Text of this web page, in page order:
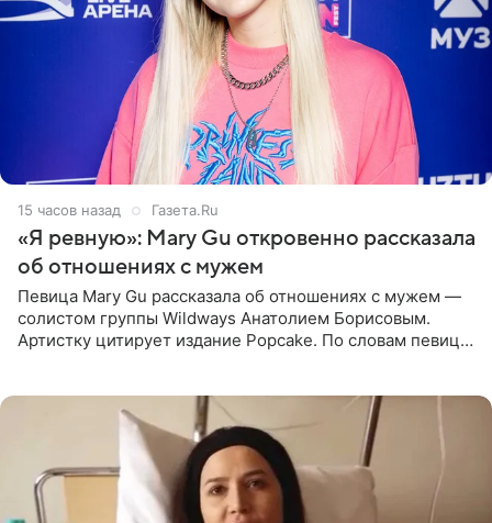
15 часов назад Газета.Ru
«Я ревную»: Mary Gu откровенно рассказала
об отношениях с мужем
Певица Mary Gu рассказала об отношениях с мужем —
солистом группы Wildways Анатолием Борисовым.
Артистку цитирует издание Popcake. По словам певицы,